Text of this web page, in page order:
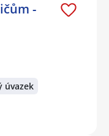
-
úvazek